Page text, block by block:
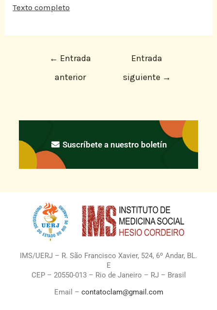
Texto completo
← Entrada
anterior
Entrada
siguiente →
Suscríbete a nuestro boletín
IMS/UERJ – R. São Francisco Xavier, 524, 6º Andar, BL.
E
CEP – 20550-013 – Rio de Janeiro – RJ – Brasil
Email – contatoclam@gmail.com